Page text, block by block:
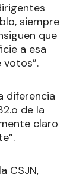
siempre
que
a esa
diferencia
de la
claro
CSJN,